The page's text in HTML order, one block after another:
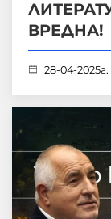
ВРЕДНА!
28-04-2025г.